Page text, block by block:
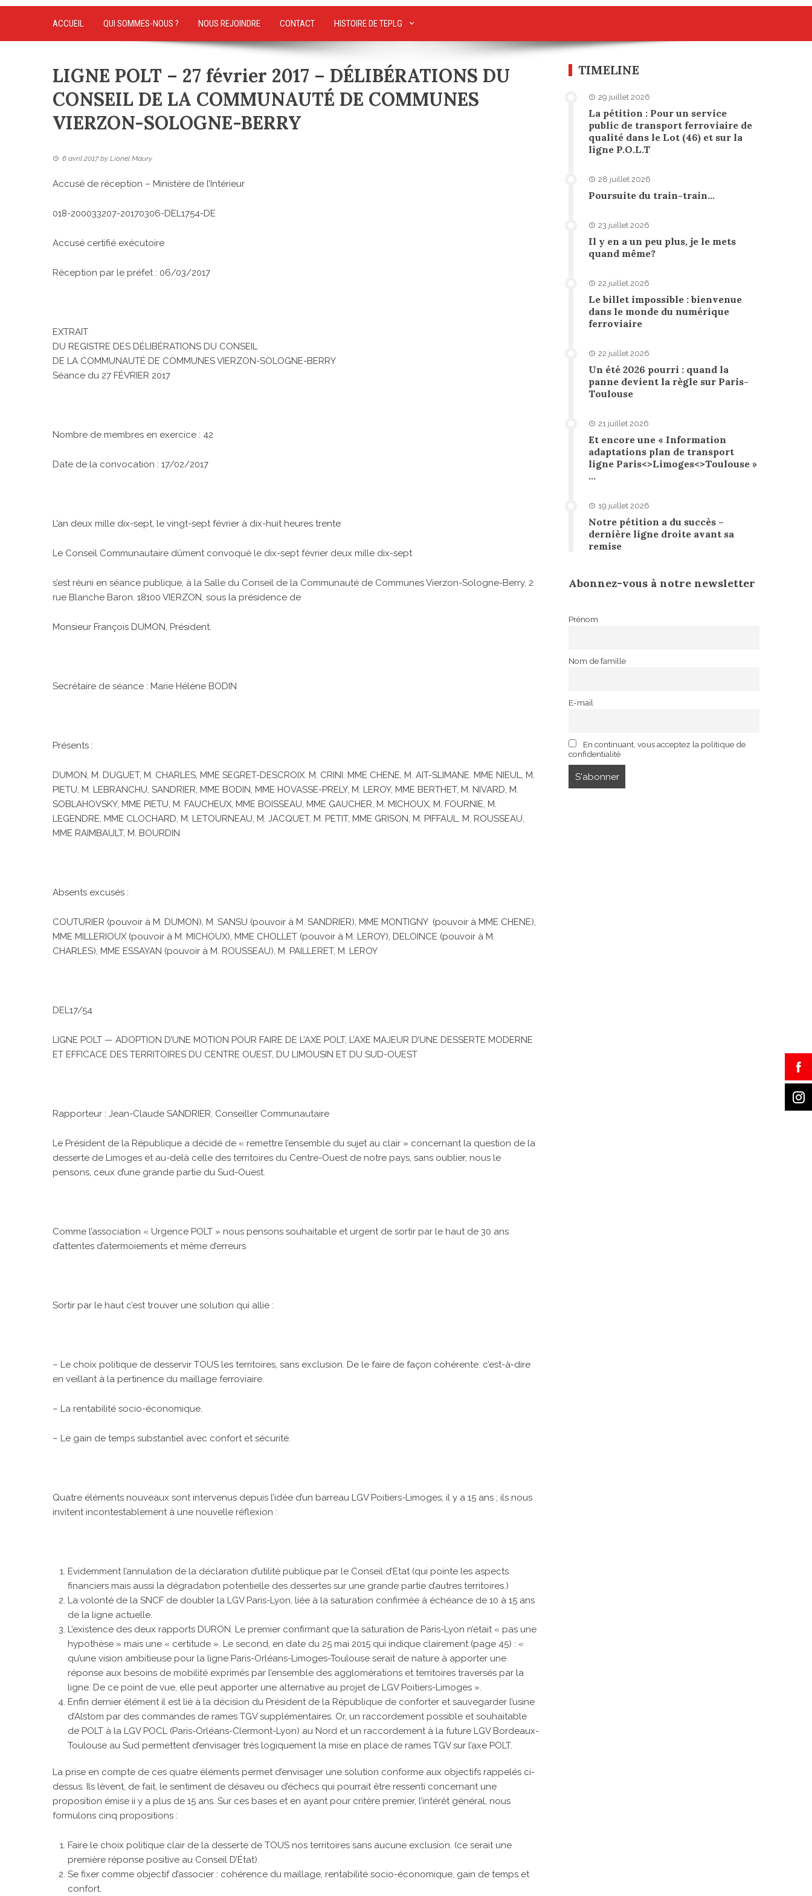
ACCUEIL QUI SOMMES-NOUS ? NOUS REJOINDRE CONTACT HISTOIRE DE TEPLG
LIGNE POLT – 27 février 2017 – DÉLIBÉRATIONS DU
CONSEIL DE LA COMMUNAUTÉ DE COMMUNES
VIERZON-SOLOGNE-BERRY
6 avril 2017by Lionel Maury
Accusé de réception – Ministère de l’Intérieur
018-200033207-20170306-DEL1754-DE
Accusé certifié exécutoire
Réception par le préfet : 06/03/2017
EXTRAIT
DU REGISTRE DES DÉLIBÉRATIONS DU CONSEIL
DE LA COMMUNAUTÉ DE COMMUNES VIERZON-SOLOGNE-BERRY
Séance du 27 FÉVRIER 2017
Nombre de membres en exercice : 42
Date de la convocation : 17/02/2017
L’an deux mille dix-sept, le vingt-sept février à dix-huit heures trente
Le Conseil Communautaire dûment convoqué le dix-sept février deux mille dix-sept
s’est réuni en séance publique, à la Salle du Conseil de la Communauté de Communes Vierzon-Sologne-Berry, 2
rue Blanche Baron. 18100 VIERZON, sous la présidence de
Monsieur François DUMON, Président.
Secrétaire de séance : Marie Hélène BODIN
Présents :
DUMON, M. DUGUET, M. CHARLES, MME SEGRET-DESCROIX. M. CRINI. MME CHENE, M. AIT-SLIMANE. MME NIEUL, M.
PIETU, M. LEBRANCHU, SANDRIER, MME BODIN, MME HOVASSE-PRELY, M. LEROY, MME BERTHET, M. NIVARD, M.
SOBLAHOVSKY, MME PIETU, M. FAUCHEUX, MME BOISSEAU, MME GAUCHER, M. MICHOUX, M. FOURNIE, M.
LEGENDRE, MME CLOCHARD, M. LETOURNEAU, M. JACQUET, M. PETIT, MME GRISON, M. PIFFAUL, M. ROUSSEAU,
MME RAIMBAULT, M. BOURDIN
Absents excusés :
COUTURIER (pouvoir à M. DUMON), M. SANSU (pouvoir à M. SANDRIER), MME MONTIGNY (pouvoir à MME CHENE),
MME MILLERIOUX (pouvoir à M. MICHOUX), MME CHOLLET (pouvoir à M. LEROY), DELOINCE (pouvoir à M.
CHARLES), MME ESSAYAN (pouvoir à M. ROUSSEAU), M. PAILLERET, M. LEROY
DEL17/54
LIGNE POLT — ADOPTION D’UNE MOTION POUR FAIRE DE L’AXE POLT, L’AXE MAJEUR D’UNE DESSERTE MODERNE
ET EFFICACE DES TERRITOIRES DU CENTRE OUEST, DU LIMOUSIN ET DU SUD-OUEST
Rapporteur : Jean-Claude SANDRIER, Conseiller Communautaire
Le Président de la République a décidé de « remettre l’ensemble du sujet au clair » concernant la question de la
desserte de Limoges et au-delà celle des territoires du Centre-Ouest de notre pays, sans oublier, nous le
pensons, ceux d’une grande partie du Sud-Ouest.
Comme l’association « Urgence POLT » nous pensons souhaitable et urgent de sortir par le haut de 30 ans
d’attentes d’atermoiements et même d’erreurs
Sortir par le haut c’est trouver une solution qui allie :
– Le choix politique de desservir TOUS les territoires, sans exclusion. De le faire de façon cohérente. c’est-à-dire
en veillant à la pertinence du maillage ferroviaire.
– La rentabilité socio-économique.
– Le gain de temps substantiel avec confort et sécurité.
Quatre éléments nouveaux sont intervenus depuis l’idée d’un barreau LGV Poitiers-Limoges, il y a 15 ans ; ils nous
invitent incontestablement à une nouvelle réflexion :
Evidemment l’annulation de la déclaration d’utilité publique par le Conseil d’Etat (qui pointe les aspects
financiers mais aussi la dégradation potentielle des dessertes sur une grande partie d’autres territoires.)
La volonté de la SNCF de doubler la LGV Paris-Lyon, liée à la saturation confirmée à échéance de 10 à 15 ans
de la ligne actuelle.
L’existence des deux rapports DURON. Le premier confirmant que la saturation de Paris-Lyon n’était « pas une
hypothèse » mais une « certitude ». Le second, en date du 25 mai 2015 qui indique clairement (page 45) : «
qu’une vision ambitieuse pour la ligne Paris-Orléans-Limoges-Toulouse serait de nature à apporter une
réponse aux besoins de mobilité exprimés par l’ensemble des agglomérations et territoires traversés par la
ligne. De ce point de vue, elle peut apporter une alternative au projet de LGV Poitiers-Limoges ».
Enfin dernier élément il est lié à la décision du Président de la République de conforter et sauvegarder l’usine
d’Alstom par des commandes de rames TGV supplémentaires. Or, un raccordement possible et souhaitable
de POLT à la LGV POCL (Paris-Orléans-Clermont-Lyon) au Nord et un raccordement à la future LGV Bordeaux-
Toulouse au Sud permettent d’envisager très logiquement la mise en place de rames TGV sur l’axe POLT.
La prise en compte de ces quatre éléments permet d’envisager une solution conforme aux objectifs rappelés ci-
dessus. Ils lèvent, de fait, le sentiment de désaveu ou d’échecs qui pourrait être ressenti concernant une
proposition émise ii y a plus de 15 ans. Sur ces bases et en ayant pour critère premier, l’intérêt général, nous
formulons cinq propositions :
Faire le choix politique clair de la desserte de TOUS nos territoires sans aucune exclusion. (ce serait une
première réponse positive au Conseil D’État).
Se fixer comme objectif d’associer : cohérence du maillage, rentabilité socio-économique, gain de temps et
confort.
TIMELINE
29 juillet 2026
La pétition : Pour un service
public de transport ferroviaire de
qualité dans le Lot (46) et sur la
ligne P.O.L.T
28 juillet 2026
Poursuite du train-train…
23 juillet 2026
Il y en a un peu plus, je le mets
quand même?
22 juillet 2026
Le billet impossible : bienvenue
dans le monde du numérique
ferroviaire
22 juillet 2026
Un été 2026 pourri : quand la
panne devient la règle sur Paris-
Toulouse
21 juillet 2026
Et encore une « Information
adaptations plan de transport
ligne Paris<>Limoges<>Toulouse »
…
19 juillet 2026
Notre pétition a du succès –
dernière ligne droite avant sa
remise
Abonnez-vous à notre newsletter
Prénom
Nom de famille
E-mail
En continuant, vous acceptez la politique de
confidentialité